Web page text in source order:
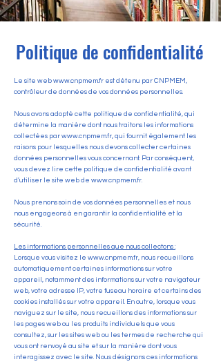
Politique de confidentialité
Le site web www.cnpmem.fr est détenu par CNPMEM,
contrôleur de données de vos données personnelles.
Nous avons adopté cette politique de confidentialité, qui
détermine la manière dont nous traitons les informations
collectées par www.cnpmem.fr, qui fournit également les
raisons pour lesquelles nous devons collecter certaines
données personnelles vous concernant. Par conséquent,
vous devez lire cette politique de confidentialité avant
d'utiliser le site web de www.cnpmem.fr.
Nous prenons soin de vos données personnelles et nous
nous engageons à en garantir la confidentialité et la
sécurité.
Les informations personnelles que nous collectons :
Lorsque vous visitez le www.cnpmem.fr, nous recueillons
automatiquement certaines informations sur votre
appareil, notamment des informations sur votre navigateur
web, votre adresse IP, votre fuseau horaire et certains des
cookies installés sur votre appareil. En outre, lorsque vous
naviguez sur le site, nous recueillons des informations sur
les pages web ou les produits individuels que vous
consultez, sur les sites web ou les termes de recherche qui
vous ont renvoyé au site et sur la manière dont vous
interagissez avec le site. Nous désignons ces informations